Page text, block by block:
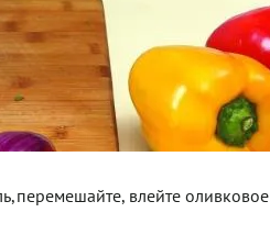
влейте оливковое